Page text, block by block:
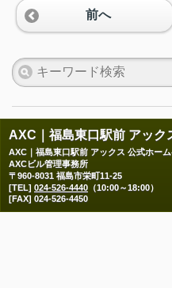
前へ
AXC｜福島東口駅前 アック
AXC｜福島東口駅前 アックス 公式ホー
AXCビル管理事務所
〒960-8031 福島市栄町11-25
[TEL] 024-526-4440 （10:00～18:00）
[FAX] 024-526-4450